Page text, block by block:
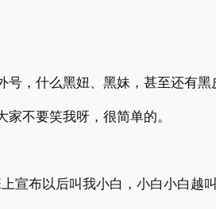
什么黑妞、黑妹，甚至还有黑
不要笑我呀，很简单的。
布以后叫我小白，小白小白越